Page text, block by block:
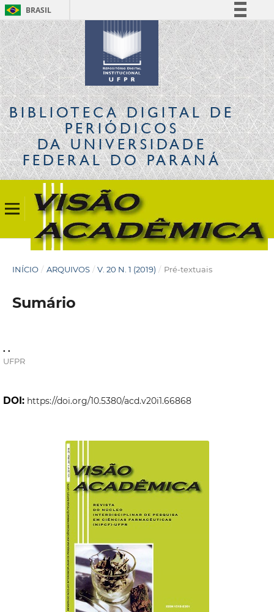
BRASIL
Simplifique!
Comunica BR
Participe
Acesso à informação
Legislação
Canais
BIBLIOTECA DIGITALDE
PERIÓDICOS
DA UNIVERSIDADE
FEDERAL DO PARANÁ
INÍCIO / ARQUIVOS / V. 20 N. 1 (2019) / Pré-textuais
Sumário
. .
UFPR
DOI: https://doi.org/10.5380/acd.v20i1.66868